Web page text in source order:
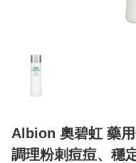
Albion 奧碧虹 藥
調理粉刺痘痘、穩